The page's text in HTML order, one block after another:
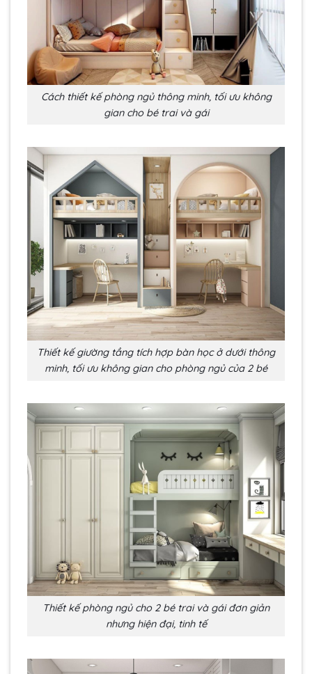
Cách thiết kế phòng ngủ thông minh, tối ưu không
gian cho bé trai và gái
Thiết kế giường tầng tích hợp bàn học ở dưới thông
minh, tối ưu không gian cho phòng ngủ của 2 bé
Thiết kế phòng ngủ cho 2 bé trai và gái đơn giản
nhưng hiện đại, tinh tế